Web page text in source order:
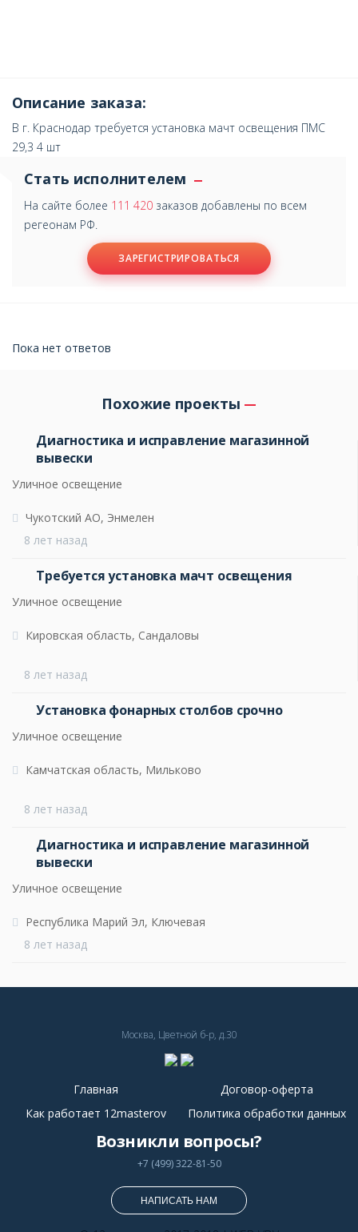
Описание заказа:
В г. Краснодар требуется установка мачт освещения ПМС
29,3 4 шт
Стать исполнителем
На сайте более 111 420 заказов добавлены по всем
регеонам РФ.
ЗАРЕГИСТРИРОВАТЬСЯ
Пока нет ответов
Похожие проекты
Диагностика и исправление магазинной
вывески
Уличное освещение
8 лет назад
Чукотский АО, Энмелен
Требуется установка мачт освещения
Уличное освещение
8 лет назад
Кировская область, Сандаловы
Установка фонарных столбов срочно
Уличное освещение
8 лет назад
Камчатская область, Мильково
Диагностика и исправление магазинной
вывески
Уличное освещение
8 лет назад
Республика Марий Эл, Ключевая
Москва, Цветной б-р, д.30
Главная
Договор-оферта
Как работает 12masterov
Политика обработки данных
Возникли вопросы?
+7 (499) 322-81-50
НАПИСАТЬ НАМ